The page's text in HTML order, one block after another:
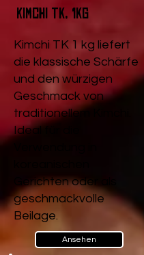
Kimchi TK, 1kg
Kimchi TK 1 kg liefert
die klassische Schärfe
und den würzigen
Geschmack von
traditionellem Kimchi.
Ideal für die
Gerichten oder als
geschmackvolle
Beilage.
Ansehen